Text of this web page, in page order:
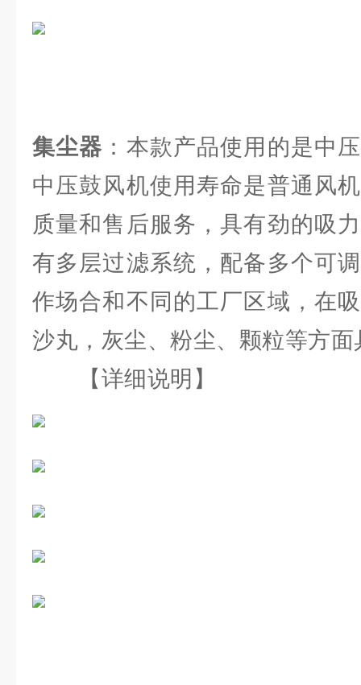
集尘器 ：本款产品使用的是中
中压鼓风机使用寿命是普通风
质量和售后服务，具有劲的吸
有多层过滤系统，配备多个可
作场合和不同的工厂区域，在
沙丸，灰尘、粉尘、颗粒等方
【详细说明】